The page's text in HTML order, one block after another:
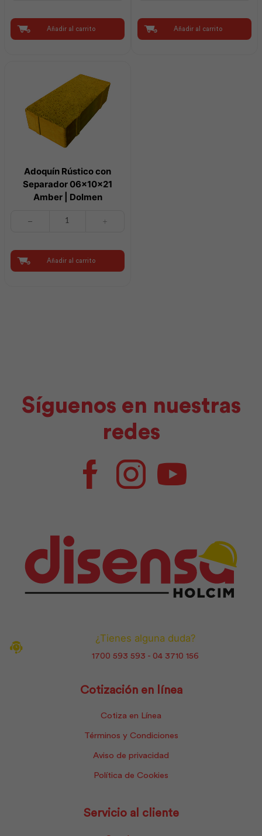
07x30x20
Dolmen
Añadir al carrito
09x30x20
Dolmen
Añadir al carrito
Adoquín Rústico con
Separador 06x10x21
Amber | Dolmen
Separador
06x10x21
Amber
Añadir al carrito
Síguenos en nuestras
redes
FacebookInstagramYoutube
¿Tienes alguna duda?
1700 593 593 - 04 3710 156
Cotización en línea
Cotiza en Línea
Términos y Condiciones
Aviso de privacidad
Política de Cookies
Servicio al cliente